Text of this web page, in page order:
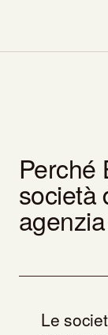
Perché
società
Le